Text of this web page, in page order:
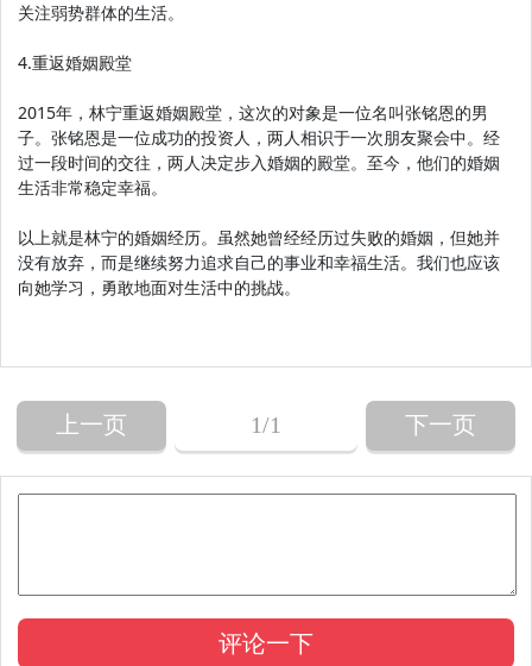
关注弱势群体的生活。
4.重返婚姻殿堂
2015年，林宁重返婚姻殿堂，这次的对象是一位名叫张铭恩的男
子。张铭恩是一位成功的投资人，两人相识于一次朋友聚会中。经
过一段时间的交往，两人决定步入婚姻的殿堂。至今，他们的婚姻
生活非常稳定幸福。
以上就是林宁的婚姻经历。虽然她曾经经历过失败的婚姻，但她并
没有放弃，而是继续努力追求自己的事业和幸福生活。我们也应该
向她学习，勇敢地面对生活中的挑战。
上一页 1/1 下一页